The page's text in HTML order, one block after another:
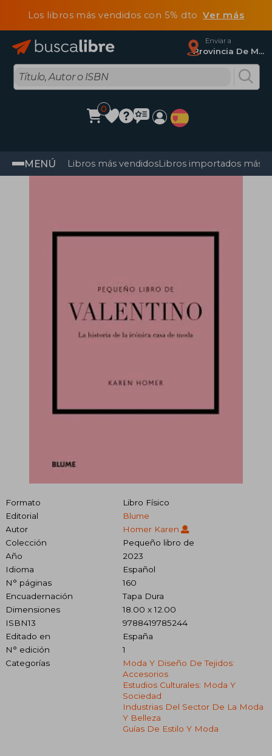
Los libros más vendidos con 5% dtoVer más
Enviar a
Provincia De Madrid
0
MENÚ Libros más vendidosLibros importados más
Formato
Libro Físico
Editorial
Blume
Autor
Homer Karen
Colección
Pequeño libro de
Año
2023
Idioma
Español
N° páginas
160
Encuadernación
Tapa Dura
Dimensiones
18.00 x 12.00
ISBN13
9788419785244
Editado en
España
N° edición
1
Categorías
Moda Y Diseño De Tejidos:
Accesorios
Estudios Culturales: Moda Y
Sociedad
Industrias Del Sector De La Moda
Y Belleza
Guías De Estilo Y Moda